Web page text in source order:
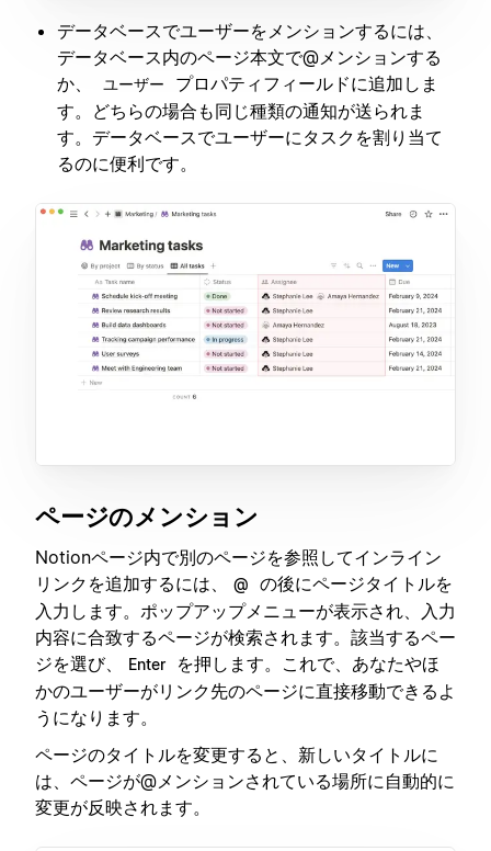
データベースでユーザーをメンションするには、
データベース内のページ本文で@メンションする
か、
ユーザー
プロパティフィールドに追加しま
す。どちらの場合も同じ種類の通知が送られま
す。データベースでユーザーにタスクを割り当て
るのに便利です。
ページのメンション
Notionページ内で別のページを参照してインライン
リンクを追加するには、
@
の後にページタイトルを
入力します。ポップアップメニューが表示され、入力
内容に合致するページが検索されます。該当するペー
ジを選び、
Enter
を押します。これで、あなたやほ
かのユーザーがリンク先のページに直接移動できるよ
うになります。
ページのタイトルを変更すると、新しいタイトルに
は、ページが@メンションされている場所に自動的に
変更が反映されます。